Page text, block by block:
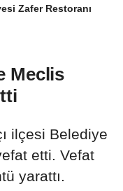
Zafer Restoranı
Meclis
ilçesi Belediye
etti. Vefat
yarattı.